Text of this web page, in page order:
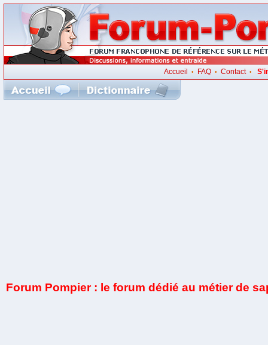
Accueil • FAQ• Contact•
Forum Pompier : le forum dédié au métier de